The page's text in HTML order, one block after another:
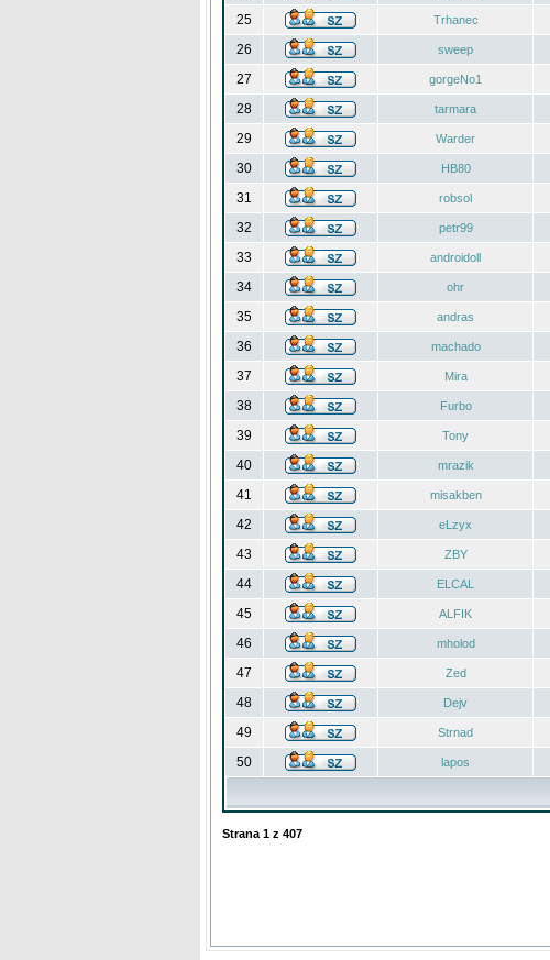
25
Trhanec
26
sweep
27
gorgeNo1
28
tarmara
29
Warder
30
HB80
31
robsol
32
petr99
33
androidoll
34
ohr
35
andras
36
machado
37
Mira
38
Furbo
39
Tony
40
mrazik
41
misakben
42
eLzyx
43
ZBY
44
ELCAL
45
ALFIK
46
mholod
47
Zed
48
Dejv
49
Strnad
50
lapos
Strana 1 z 407